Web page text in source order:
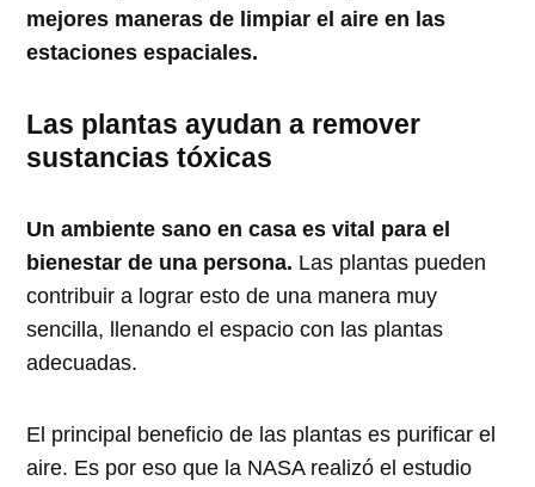
mejores maneras de limpiar el aire en las
estaciones espaciales.
Las plantas ayudan a remover
sustancias tóxicas
Un ambiente sano en casa es vital para el
bienestar de una persona. Las plantas pueden
contribuir a lograr esto de una manera muy
sencilla, llenando el espacio con las plantas
adecuadas.
El principal beneficio de las plantas es purificar el
aire. Es por eso que la NASA realizó el estudio